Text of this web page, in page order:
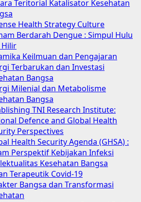
Teritorial Katalisator Kesehatan
Health Strategy Culture
Berdarah Dengue : Simpul Hulu
Keilmuan dan Pengajaran
Terbarukan dan Investasi
Bangsa
Milenial dan Metabolisme
Bangsa
TNI Research Institute:
Defence and Global Health
Perspectives
Health Security Agenda (GHSA) :
Perspektif Kebijakan Infeksi
Kesehatan Bangsa
Terapeutik Covid-19
Bangsa dan Transformasi